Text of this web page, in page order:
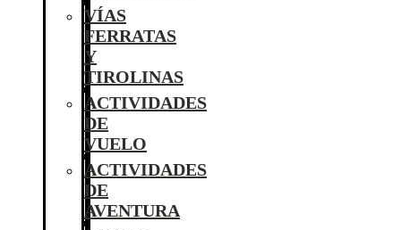
VÍAS
FERRATAS
Y
TIROLINAS
ACTIVIDADES
DE
VUELO
ACTIVIDADES
DE
AVENTURA